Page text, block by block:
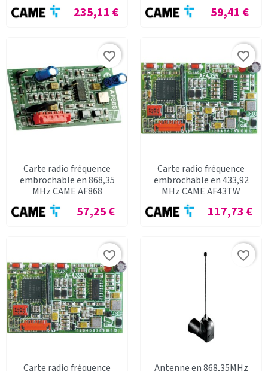
Prix
235,11 €
Prix
59,41 €
Carte radio fréquence
embrochable en 868,35
MHz CAME AF868
Prix
57,25 €
favorite_border
Carte radio fréquence
embrochable en 433,92
MHz CAME AF43TW
Prix
117,73 €
favorite_border
Carte radio fréquence
favorite_border
Antenne en 868,35MHz
favorite_border